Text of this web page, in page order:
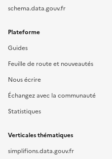
schema.data.gouv.fr
Plateforme
Guides
Feuille de route et nouveautés
Nous écrire
Échangez avec la communauté
Statistiques
Verticales thématiques
simplifions.data.gouv.fr